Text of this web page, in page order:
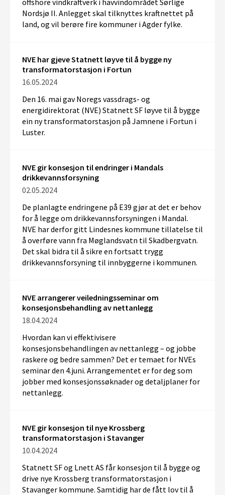
offshore vindkraftverk i havvindområdet Sørlige
Nordsjø II. Anlegget skal tilknyttes kraftnettet på
land, og vil berøre fire kommuner i Agder fylke.
NVE har gjeve Statnett løyve til å bygge ny
transformatorstasjon i Fortun
16.05.2024
Den 16. mai gav Noregs vassdrags- og
energidirektorat (NVE) Statnett SF løyve til å bygge
ein ny transformatorstasjon på Jamnene i Fortun i
Luster.
NVE gir konsesjon til endringer i Mandals
drikkevannsforsyning
02.05.2024
De planlagte endringene på E39 gjør at det er behov
for å legge om drikkevannsforsyningen i Mandal.
NVE har derfor gitt Lindesnes kommune tillatelse til
å overføre vann fra Møglandsvatn til Skadbergvatn.
Det skal bidra til å sikre en fortsatt trygg
drikkevannsforsyning til innbyggerne i kommunen.
NVE arrangerer veiledningsseminar om
konsesjonsbehandling av nettanlegg
18.04.2024
Hvordan kan vi effektivisere
konsesjonsbehandlingen av nettanlegg – og jobbe
raskere og bedre sammen? Det er temaet for NVEs
seminar den 4.juni. Arrangementet er for deg som
jobber med konsesjonssøknader og detaljplaner for
nettanlegg.
NVE gir konsesjon til nye Krossberg
transformatorstasjon i Stavanger
10.04.2024
Statnett SF og Lnett AS får konsesjon til å bygge og
drive nye Krossberg transformatorstasjon i
Stavanger kommune. Samtidig har de fått lov til å